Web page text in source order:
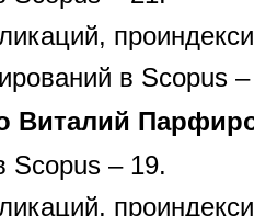
в Scopus
Виталий
Scopus – 19.